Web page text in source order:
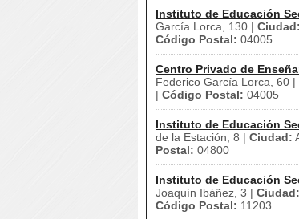
Instituto de Educación
García Lorca, 130 | Ciudad:
Código Postal: 04005
Centro Privado de
Federico García Lorca, 60 |
| Código Postal: 04005
Instituto de Educación
de la Estación, 8 | Ciudad:
Postal: 04800
Instituto de Educación
Joaquín Ibáñez, 3 | Ciudad:
Código Postal: 11203